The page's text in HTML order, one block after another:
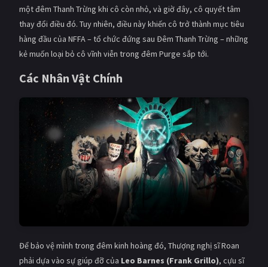
PHIM LẺ
PHIM CHIẾU RẠP
TUYỂN TẬP PHIM
BLOG
một đêm Thanh Trừng khi cô còn nhỏ, và giờ đây, cô quyết tâm
thay đổi điều đó. Tuy nhiên, điều này khiến cô trở thành mục tiêu
hàng đầu của NFFA – tổ chức đứng sau Đêm Thanh Trừng – những
kẻ muốn loại bỏ cô vĩnh viễn trong đêm Purge sắp tới.
Các Nhân Vật Chính
Để bảo vệ mình trong đêm kinh hoàng đó, Thượng nghị sĩ Roan
phải dựa vào sự giúp đỡ của Leo Barnes (Frank Grillo), cựu sĩ